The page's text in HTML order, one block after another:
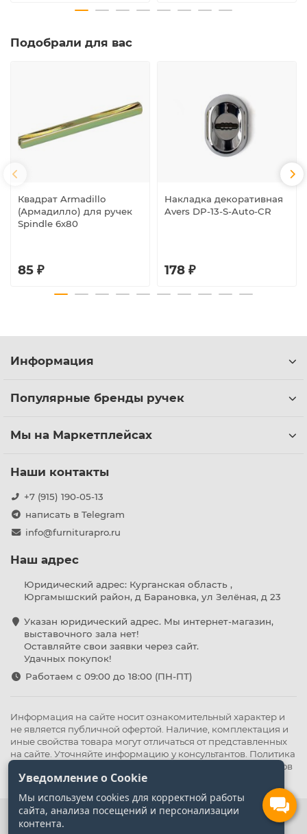
Подобрали для вас
Квадрат Armadillo
(Армадилло) для ручек
Spindle 6х80
85 ₽
Накладка декоративная
Avers DP-13-S-Auto-CR
178 ₽
Информация
Популярные бренды ручек
Мы на Маркетплейсах
Наши контакты
+7 (915) 190-05-13
написать в Telegram
info@furniturapro.ru
Наш адрес
Юридический адрес: Курганская область ,
Юргамышский район, д Барановка, ул Зелёная, д 23
Указан юридический адрес. Мы интернет-магазин,
выставочного зала нет!
Оставляйте свои заявки через сайт.
Удачных покупок!
Работаем с 09:00 до 18:00 (ПН-ПТ)
Информация на сайте носит ознакомительный характер и
не является публичной офертой. Наличие, комплектация и
иные свойства товара могут отличаться от представленных
на сайте. Уточняйте информацию у консультантов. Политика
Политика обработки файлов
cookie
Уведомление о Cookie
Мы используем cookies для корректной работы
сайта, анализа посещений и персонализации
контента.